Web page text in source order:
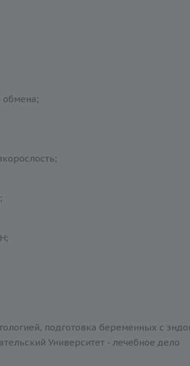
обмена;
подготовка беременных с
Университет - лечебное дело